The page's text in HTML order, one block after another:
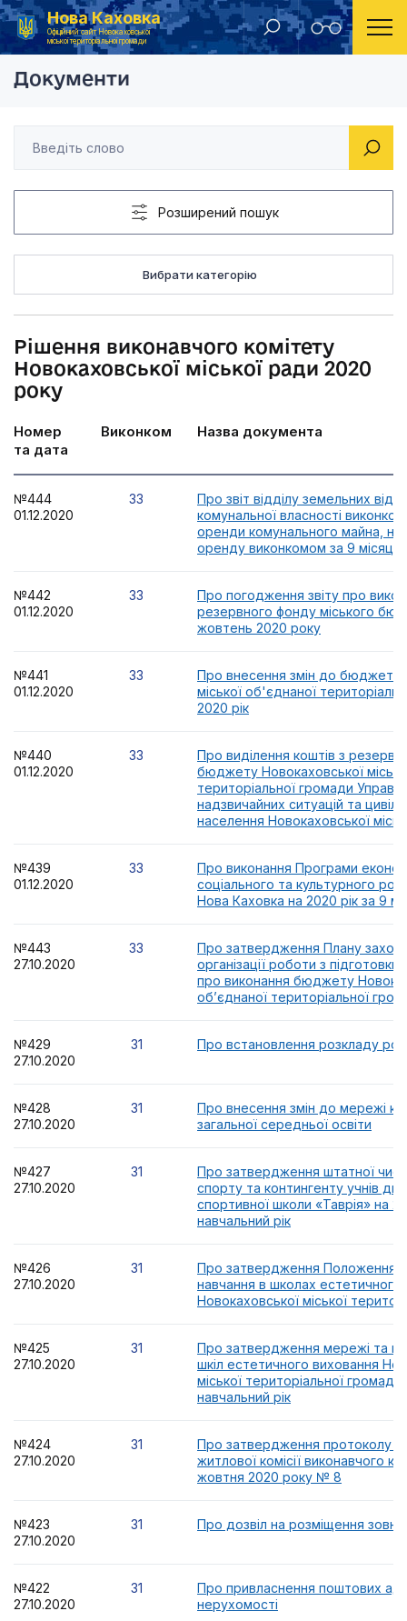
Нова Каховка
Офіційний сайт Новокаховської
міської територіальної громади
Головна Рішення виконавчого комітету Новокаховської
Документи
Розширений пошук
Вибрати категорію
Рішення виконавчого комітету
Новокаховської міської ради 2020
року
Номер
та дата
Виконком Назва документа
№444
01.12.2020
33
Про звіт відділу земельних
комунальної власності
оренди комунального майна,
оренду виконкомом за 9
№442
01.12.2020
33
Про погодження звіту про
резервного фонду міського
жовтень 2020 року
№441
01.12.2020
33
Про внесення змін до бюджету
міської об'єднаної
2020 рік
№440
01.12.2020
33
Про виділення коштів з
бюджету Новокаховської
територіальної громади
надзвичайних ситуацій та
населення Новокаховської
№439
01.12.2020
33
Про виконання Програми
соціального та культурного
Нова Каховка на 2020 рік за 9
№443
27.10.2020
33
Про затвердження Плану
організації роботи з підготовки
про виконання бюджету
об’єднаної територіальної
№429
27.10.2020
31 Про встановлення розкладу
№428
27.10.2020
31
Про внесення змін до мережі
загальної середньої освіти
№427
27.10.2020
31
Про затвердження штатної
спорту та контингенту учнів
спортивної школи «Таврія» на
навчальний рік
№426
27.10.2020
31
Про затвердження Положення
навчання в школах естетичного
Новокаховської міської
№425
27.10.2020
31
Про затвердження мережі та
шкіл естетичного виховання
міської територіальної громади
навчальний рік
№424
27.10.2020
31
Про затвердження протоколу
житлової комісії виконавчого
жовтня 2020 року № 8
№423
27.10.2020
31 Про дозвіл на розміщення
№422
27.10.2020
31
Про привласнення поштових
нерухомості